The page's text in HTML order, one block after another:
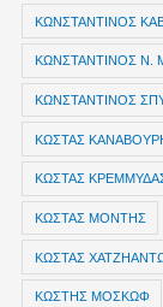
ΚΩΝΣΤΑΝΤΙΝΟΣ
ΚΩΝΣΤΑΝΤΙΝΟΣ Ν.
ΚΩΝΣΤΑΝΤΙΝΟΣ
ΚΩΣΤΑΣ
ΚΩΣΤΑΣ
ΚΩΣΤΑΣ ΜΟΝΤΗΣ
ΚΩΣΤΑΣ
ΚΩΣΤΗΣ ΜΟΣΚΩΦ